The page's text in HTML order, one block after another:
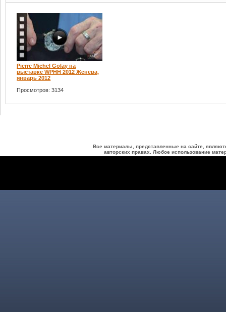
Pierre Michel Golay на
выставке WPHH 2012 Женева,
январь 2012
Просмотров: 3134
Все материалы, представленные на сайте,
авторских правах. Любое использование